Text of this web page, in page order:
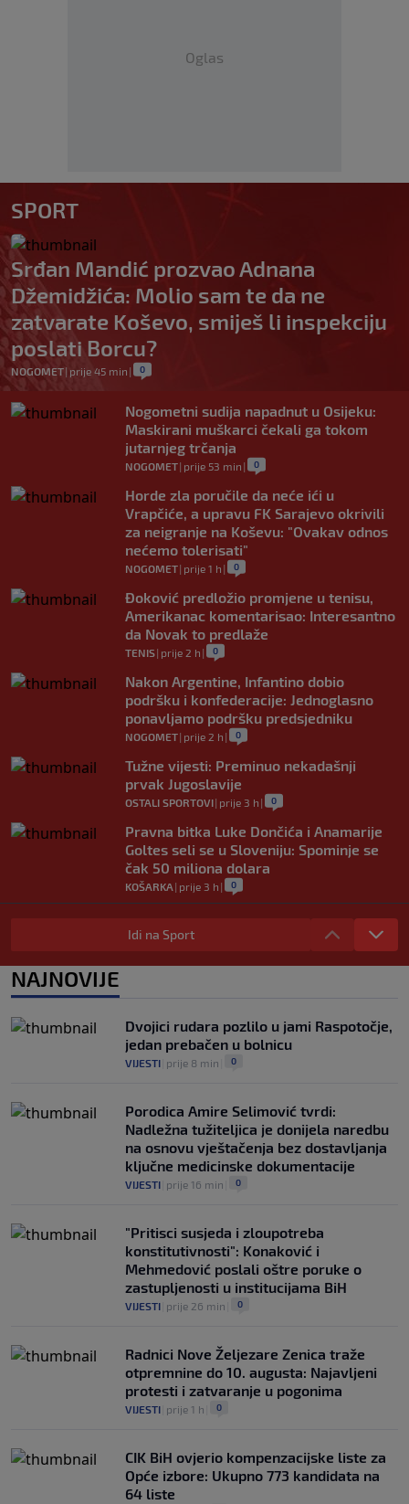
Oglas
SPORT
Srđan Mandić prozvao Adnana
Džemidžića: Molio sam te da ne
zatvarate Koševo, smiješ li inspekciju
poslati Borcu?
NOGOMET| prije 45 min | 0
Nogometni sudija napadnut u Osijeku:
Maskirani muškarci čekali ga tokom
jutarnjeg trčanja
NOGOMET| prije 53 min | 0
Horde zla poručile da neće ići u
Vrapčiće, a upravu FK Sarajevo okrivili
za neigranje na Koševu: "Ovakav odnos
nećemo tolerisati"
NOGOMET| prije 1 h | 0
Đoković predložio promjene u tenisu,
Amerikanac komentarisao: Interesantno
da Novak to predlaže
TENIS| prije 2 h | 0
Nakon Argentine, Infantino dobio
podršku i konfederacije: Jednoglasno
ponavljamo podršku predsjedniku
NOGOMET| prije 2 h | 0
Tužne vijesti: Preminuo nekadašnji
prvak Jugoslavije
OSTALI SPORTOVI| prije 3 h | 0
Pravna bitka Luke Dončića i Anamarije
Goltes seli se u Sloveniju: Spominje se
čak 50 miliona dolara
KOŠARKA | prije 3 h | 0
Danas počinje nova sezona šampionata
BiH: Željezničar protiv novajlije na
0
javnu podršku jednog nogometnog
saveza, ali i jednu kritiku
NOGOMET 0
Idi na Sport
NAJNOVIJE
Dvojici rudara pozlilo u jami Raspotočje,
jedan prebačen u bolnicu
VIJESTI prije 8 min 0
Porodica Amire Selimović tvrdi:
Nadležna tužiteljica je donijela naredbu
na osnovu vještačenja bez dostavljanja
ključne medicinske dokumentacije
VIJESTI prije 16 min 0
"Pritisci susjeda i zloupotreba
konstitutivnosti": Konaković i
Mehmedović poslali oštre poruke o
zastupljenosti u institucijama BiH
VIJESTI prije 26 min 0
Radnici Nove Željezare Zenica traže
otpremnine do 10. augusta: Najavljeni
protesti i zatvaranje u pogonima
VIJESTI prije 1 h 0
CIK BiH ovjerio kompenzacijske liste za
Opće izbore: Ukupno 773 kandidata na
64 liste